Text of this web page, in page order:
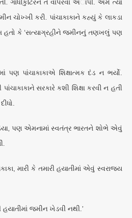
ગાંધીકુટિરને તે વાપરવા અાપી. અમે ત્યાં
ચોખ્ખી કરી. પાંચાકાકાને કહ્યું કે લાકડા
કે ‘સત્યાગ્રહીને જમીનનું તણખલું પણ
પાંચાકાકાએ શિક્ષાત્મક દંડ ન ભર્યો.
સરકારે કશી શિક્ષા કરવી ન હતી
પણ એમનામાં સ્વતંત્ર ભારતને શોભે એવું
મારી કે તમારી હયાતીમાં એવું સ્વરાજ્ય
જમીન ખેડવી નથી.’